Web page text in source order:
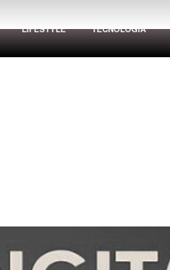
LIFESTYLE TECNOLOGÍA